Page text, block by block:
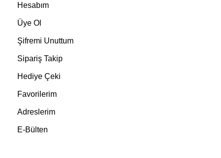
Hesabım
Üye Ol
Şifremi Unuttum
Sipariş Takip
Hediye Çeki
Favorilerim
Adreslerim
E-Bülten